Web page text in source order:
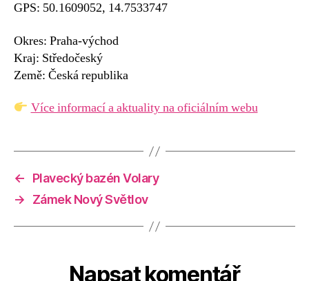
GPS: 50.1609052, 14.7533747
Okres: Praha-východ
Kraj: Středočeský
Země: Česká republika
Více informací a aktuality na oficiálním webu
←
Plavecký bazén Volary
→
Zámek Nový Světlov
Napsat komentář